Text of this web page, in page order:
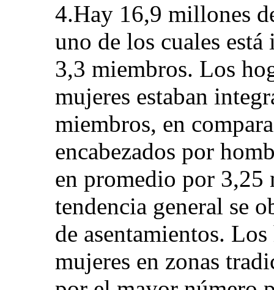
4.Hay 16,9 millones
uno de los cuales
3,3 miembros. Los
mujeres estaban
miembros, en
encabezados por
en promedio por 3,25
tendencia general se
de asentamientos.
mujeres en zonas